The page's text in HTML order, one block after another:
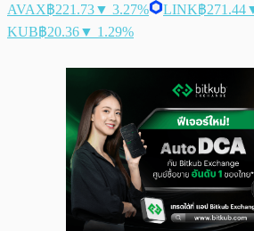
AVAX฿221.73▼ 3.27% LINK฿271.44
KUB฿20.36▼ 1.29%